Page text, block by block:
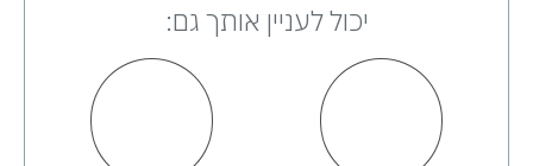
יכול לעניין אותך גם: